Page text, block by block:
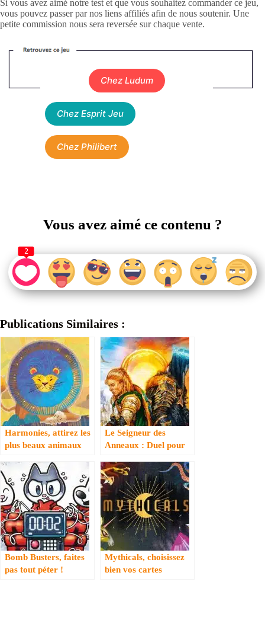
Si vous avez aimé notre test et que vous souhaitez commander ce jeu,
vous pouvez passer par nos liens affiliés afin de nous soutenir. Une
petite commission nous sera reversée sur chaque vente.
Chez Ludum
Chez Esprit Jeu
Chez Philibert
Vous avez aimé ce contenu ?
2
Publications Similaires :
Harmonies, attirez les
plus beaux animaux
Le Seigneur des
Anneaux : Duel pour
l’oeil de 7 Wonders
voit tout
Bomb Busters, faites
pas tout péter !
Mythicals, choisissez
bien vos cartes